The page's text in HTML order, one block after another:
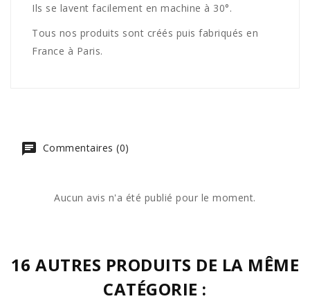
Ils se lavent facilement en machine à 30°.
Tous nos produits sont créés puis fabriqués en
France à Paris.
Commentaires (0)
Aucun avis n'a été publié pour le moment.
16 AUTRES PRODUITS DE LA MÊME
CATÉGORIE :